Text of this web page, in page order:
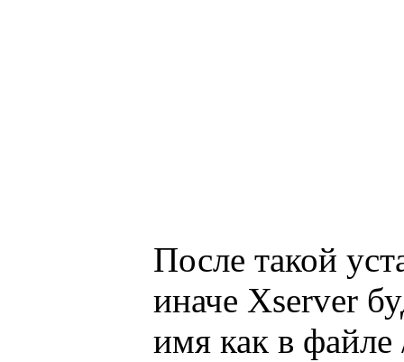
После такой
иначе Xserver
имя как в файле